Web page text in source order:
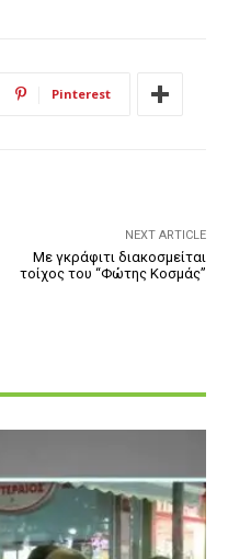
Pinterest
NEXT ARTICLE
Με γκράφιτι διακοσμείται
τοίχος του “Φώτης Κοσμάς”